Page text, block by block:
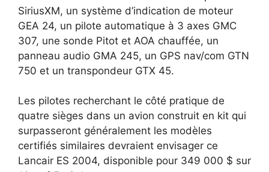
SiriusXM, un système d’indication de moteur
GEA 24, un pilote automatique à 3 axes GMC
307, une sonde Pitot et AOA chauffée, un
panneau audio GMA 245, un GPS nav/com GTN
750 et un transpondeur GTX 45.
Les pilotes recherchant le côté pratique de
quatre sièges dans un avion construit en kit qui
surpasseront généralement les modèles
certifiés similaires devraient envisager ce
Lancair ES 2004, disponible pour 349 000 $ sur